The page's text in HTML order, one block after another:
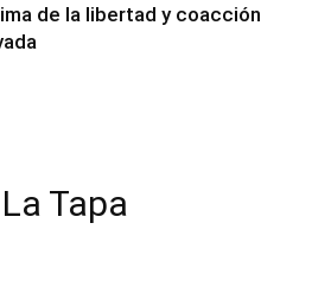
de la libertad y coacción
La Tapa